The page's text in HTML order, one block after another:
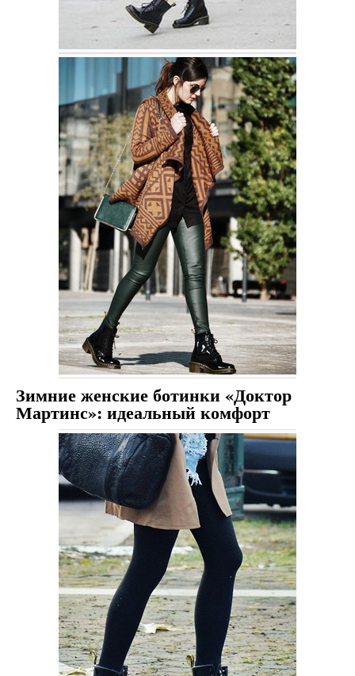
Зимние женские ботинки «Доктор
Мартинс»: идеальный комфорт